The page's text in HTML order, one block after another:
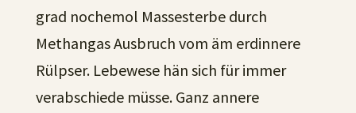
grad nochemol Massesterbe durch
Methangas Ausbruch vom äm erdinnere
Rülpser. Lebewese hän sich für immer
verabschiede müsse. Ganz annere